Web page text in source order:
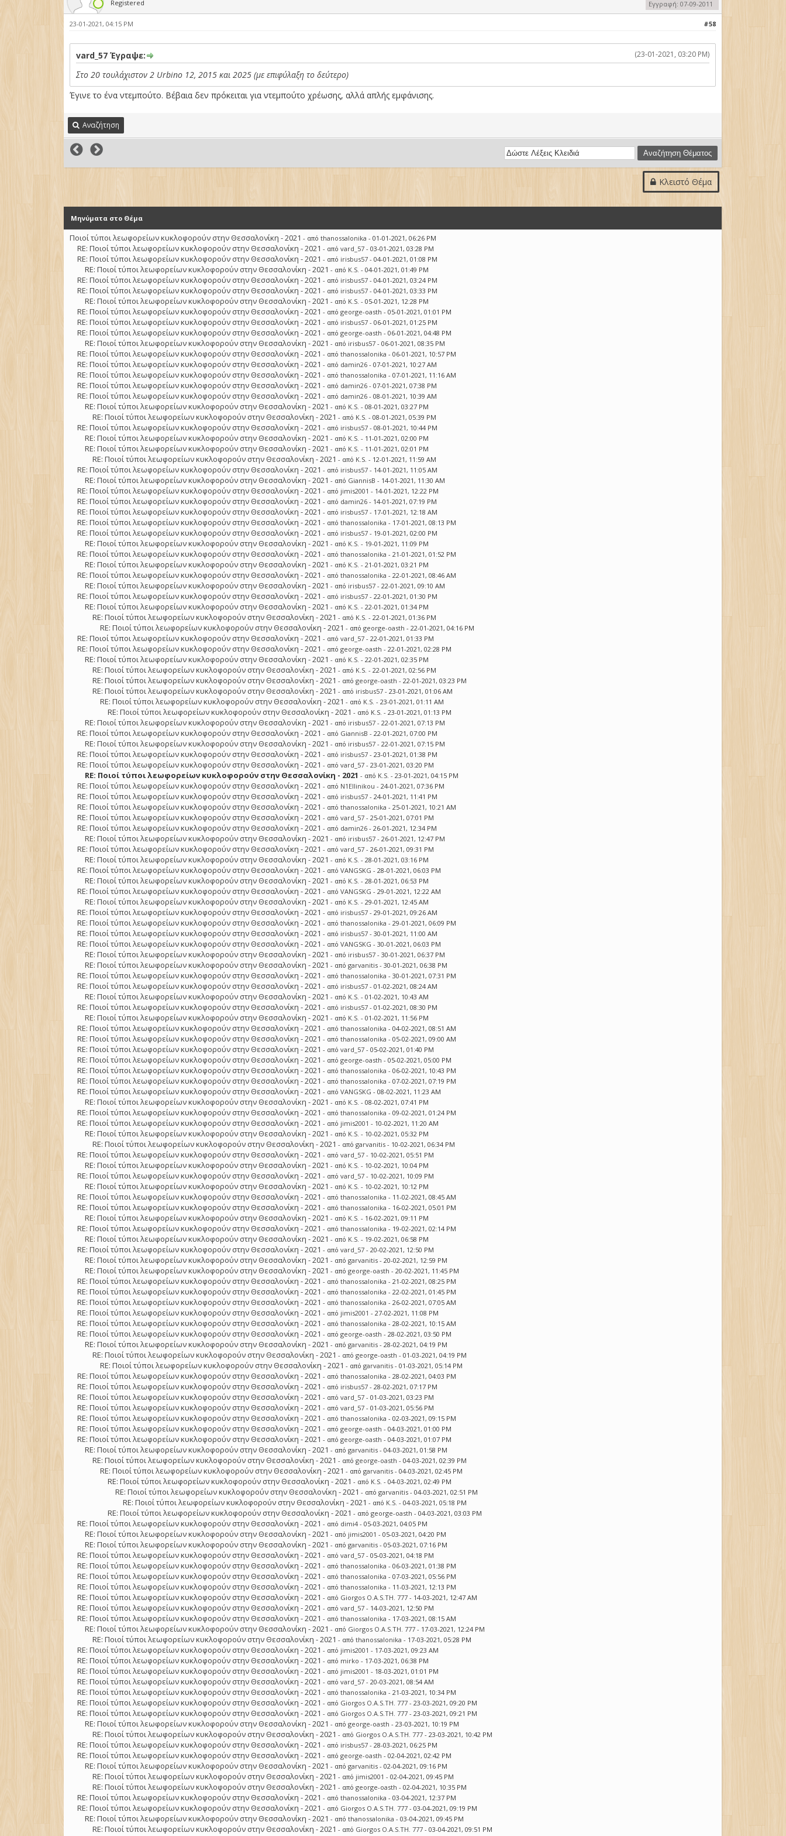
Registered
Εγγραφή: 07-09-2011
#58
23-01-2021, 04:15 PM
(23-01-2021, 03:20 PM)
vard_57 Έγραψε:
Στο 20 τουλάχιστον 2 Urbino 12, 2015 και 2025 (με επιφύλαξη το δεύτερο)
Έγινε το ένα ντεμπούτο. Βέβαια δεν πρόκειται για ντεμπούτο χρέωσης, αλλά απλής εμφάνισης.
Αναζήτηση
Κλειστό Θέμα
Μηνύματα στο Θέμα
Ποιοί τύποι λεωφορείων κυκλοφορούν στην Θεσσαλονίκη - 2021 - απόthanossalonika - 01-01-2021, 06:26 PM
RE: Ποιοί τύποι λεωφορείων κυκλοφορούν στην Θεσσαλονίκη - 2021 - απόvard_57 - 03-01-2021, 03:28 PM
RE: Ποιοί τύποι λεωφορείων κυκλοφορούν στην Θεσσαλονίκη - 2021 - από irisbus57 - 04-01-2021, 01:08 PM
RE: Ποιοί τύποι λεωφορείων κυκλοφορούν στην Θεσσαλονίκη - 2021 - από K.S. - 04-01-2021, 01:49 PM
RE: Ποιοί τύποι λεωφορείων κυκλοφορούν στην Θεσσαλονίκη - 2021 - από irisbus57 - 04-01-2021, 03:24 PM
RE: Ποιοί τύποι λεωφορείων κυκλοφορούν στην Θεσσαλονίκη - 2021 - από irisbus57 - 04-01-2021, 03:33 PM
RE: Ποιοί τύποι λεωφορείων κυκλοφορούν στην Θεσσαλονίκη - 2021 - από K.S. - 05-01-2021, 12:28 PM
RE: Ποιοί τύποι λεωφορείων κυκλοφορούν στην Θεσσαλονίκη - 2021 - απόgeorge-oasth - 05-01-2021, 01:01 PM
RE: Ποιοί τύποι λεωφορείων κυκλοφορούν στην Θεσσαλονίκη - 2021 - από irisbus57 - 06-01-2021, 01:25 PM
RE: Ποιοί τύποι λεωφορείων κυκλοφορούν στην Θεσσαλονίκη - 2021 - απόgeorge-oasth - 06-01-2021, 04:48 PM
RE: Ποιοί τύποι λεωφορείων κυκλοφορούν στην Θεσσαλονίκη - 2021 - από irisbus57 - 06-01-2021, 08:35 PM
RE: Ποιοί τύποι λεωφορείων κυκλοφορούν στην Θεσσαλονίκη - 2021 - απόthanossalonika - 06-01-2021, 10:57 PM
RE: Ποιοί τύποι λεωφορείων κυκλοφορούν στην Θεσσαλονίκη - 2021 - από damin26 - 07-01-2021, 10:27 AM
RE: Ποιοί τύποι λεωφορείων κυκλοφορούν στην Θεσσαλονίκη - 2021 - απόthanossalonika - 07-01-2021, 11:16 AM
RE: Ποιοί τύποι λεωφορείων κυκλοφορούν στην Θεσσαλονίκη - 2021 - από damin26 - 07-01-2021, 07:38 PM
RE: Ποιοί τύποι λεωφορείων κυκλοφορούν στην Θεσσαλονίκη - 2021 - από damin26 - 08-01-2021, 10:39 AM
RE: Ποιοί τύποι λεωφορείων κυκλοφορούν στην Θεσσαλονίκη - 2021 - από K.S. - 08-01-2021, 03:27 PM
RE: Ποιοί τύποι λεωφορείων κυκλοφορούν στην Θεσσαλονίκη - 2021 - από K.S. - 08-01-2021, 05:39 PM
RE: Ποιοί τύποι λεωφορείων κυκλοφορούν στην Θεσσαλονίκη - 2021 - από irisbus57 - 08-01-2021, 10:44 PM
RE: Ποιοί τύποι λεωφορείων κυκλοφορούν στην Θεσσαλονίκη - 2021 - από K.S. - 11-01-2021, 02:00 PM
RE: Ποιοί τύποι λεωφορείων κυκλοφορούν στην Θεσσαλονίκη - 2021 - από K.S. - 11-01-2021, 02:01 PM
RE: Ποιοί τύποι λεωφορείων κυκλοφορούν στην Θεσσαλονίκη - 2021 - από K.S. - 12-01-2021, 11:59 AM
RE: Ποιοί τύποι λεωφορείων κυκλοφορούν στην Θεσσαλονίκη - 2021 - από irisbus57 - 14-01-2021, 11:05 AM
RE: Ποιοί τύποι λεωφορείων κυκλοφορούν στην Θεσσαλονίκη - 2021 - από GiannisB - 14-01-2021, 11:30 AM
RE: Ποιοί τύποι λεωφορείων κυκλοφορούν στην Θεσσαλονίκη - 2021 - από jimis2001 - 14-01-2021, 12:22 PM
RE: Ποιοί τύποι λεωφορείων κυκλοφορούν στην Θεσσαλονίκη - 2021 - από damin26 - 14-01-2021, 07:19 PM
RE: Ποιοί τύποι λεωφορείων κυκλοφορούν στην Θεσσαλονίκη - 2021 - από irisbus57 - 17-01-2021, 12:18 AM
RE: Ποιοί τύποι λεωφορείων κυκλοφορούν στην Θεσσαλονίκη - 2021 - απόthanossalonika - 17-01-2021, 08:13 PM
RE: Ποιοί τύποι λεωφορείων κυκλοφορούν στην Θεσσαλονίκη - 2021 - από irisbus57 - 19-01-2021, 02:00 PM
RE: Ποιοί τύποι λεωφορείων κυκλοφορούν στην Θεσσαλονίκη - 2021 - από K.S. - 19-01-2021, 11:09 PM
RE: Ποιοί τύποι λεωφορείων κυκλοφορούν στην Θεσσαλονίκη - 2021 - απόthanossalonika - 21-01-2021, 01:52 PM
RE: Ποιοί τύποι λεωφορείων κυκλοφορούν στην Θεσσαλονίκη - 2021 - από K.S. - 21-01-2021, 03:21 PM
RE: Ποιοί τύποι λεωφορείων κυκλοφορούν στην Θεσσαλονίκη - 2021 - απόthanossalonika - 22-01-2021, 08:46 AM
RE: Ποιοί τύποι λεωφορείων κυκλοφορούν στην Θεσσαλονίκη - 2021 - από irisbus57 - 22-01-2021, 09:10 AM
RE: Ποιοί τύποι λεωφορείων κυκλοφορούν στην Θεσσαλονίκη - 2021 - από irisbus57 - 22-01-2021, 01:30 PM
RE: Ποιοί τύποι λεωφορείων κυκλοφορούν στην Θεσσαλονίκη - 2021 - από K.S. - 22-01-2021, 01:34 PM
RE: Ποιοί τύποι λεωφορείων κυκλοφορούν στην Θεσσαλονίκη - 2021 - από K.S. - 22-01-2021, 01:36 PM
RE: Ποιοί τύποι λεωφορείων κυκλοφορούν στην Θεσσαλονίκη - 2021 - απόgeorge-oasth - 22-01-2021, 04:16 PM
RE: Ποιοί τύποι λεωφορείων κυκλοφορούν στην Θεσσαλονίκη - 2021 - απόvard_57 - 22-01-2021, 01:33 PM
RE: Ποιοί τύποι λεωφορείων κυκλοφορούν στην Θεσσαλονίκη - 2021 - απόgeorge-oasth - 22-01-2021, 02:28 PM
RE: Ποιοί τύποι λεωφορείων κυκλοφορούν στην Θεσσαλονίκη - 2021 - από K.S. - 22-01-2021, 02:35 PM
RE: Ποιοί τύποι λεωφορείων κυκλοφορούν στην Θεσσαλονίκη - 2021 - από K.S. - 22-01-2021, 02:56 PM
RE: Ποιοί τύποι λεωφορείων κυκλοφορούν στην Θεσσαλονίκη - 2021 - απόgeorge-oasth - 22-01-2021, 03:23 PM
RE: Ποιοί τύποι λεωφορείων κυκλοφορούν στην Θεσσαλονίκη - 2021 - από irisbus57 - 23-01-2021, 01:06 AM
RE: Ποιοί τύποι λεωφορείων κυκλοφορούν στην Θεσσαλονίκη - 2021 - από K.S. - 23-01-2021, 01:11 AM
RE: Ποιοί τύποι λεωφορείων κυκλοφορούν στην Θεσσαλονίκη - 2021 - από K.S. - 23-01-2021, 01:13 PM
RE: Ποιοί τύποι λεωφορείων κυκλοφορούν στην Θεσσαλονίκη - 2021 - από irisbus57 - 22-01-2021, 07:13 PM
RE: Ποιοί τύποι λεωφορείων κυκλοφορούν στην Θεσσαλονίκη - 2021 - από GiannisB - 22-01-2021, 07:00 PM
RE: Ποιοί τύποι λεωφορείων κυκλοφορούν στην Θεσσαλονίκη - 2021 - από irisbus57 - 22-01-2021, 07:15 PM
RE: Ποιοί τύποι λεωφορείων κυκλοφορούν στην Θεσσαλονίκη - 2021 - από irisbus57 - 23-01-2021, 01:38 PM
RE: Ποιοί τύποι λεωφορείων κυκλοφορούν στην Θεσσαλονίκη - 2021 - απόvard_57 - 23-01-2021, 03:20 PM
RE: Ποιοί τύποι λεωφορείων κυκλοφορούν στην Θεσσαλονίκη - 2021 - από K.S. - 23-01-2021, 04:15 PM
RE: Ποιοί τύποι λεωφορείων κυκλοφορούν στην Θεσσαλονίκη - 2021 - από N1Ellinikou - 24-01-2021, 07:36 PM
RE: Ποιοί τύποι λεωφορείων κυκλοφορούν στην Θεσσαλονίκη - 2021 - από irisbus57 - 24-01-2021, 11:41 PM
RE: Ποιοί τύποι λεωφορείων κυκλοφορούν στην Θεσσαλονίκη - 2021 - απόthanossalonika - 25-01-2021, 10:21 AM
RE: Ποιοί τύποι λεωφορείων κυκλοφορούν στην Θεσσαλονίκη - 2021 - απόvard_57 - 25-01-2021, 07:01 PM
RE: Ποιοί τύποι λεωφορείων κυκλοφορούν στην Θεσσαλονίκη - 2021 - από damin26 - 26-01-2021, 12:34 PM
RE: Ποιοί τύποι λεωφορείων κυκλοφορούν στην Θεσσαλονίκη - 2021 - από irisbus57 - 26-01-2021, 12:47 PM
RE: Ποιοί τύποι λεωφορείων κυκλοφορούν στην Θεσσαλονίκη - 2021 - απόvard_57 - 26-01-2021, 09:31 PM
RE: Ποιοί τύποι λεωφορείων κυκλοφορούν στην Θεσσαλονίκη - 2021 - από K.S. - 28-01-2021, 03:16 PM
RE: Ποιοί τύποι λεωφορείων κυκλοφορούν στην Θεσσαλονίκη - 2021 - απόVANGSKG - 28-01-2021, 06:03 PM
RE: Ποιοί τύποι λεωφορείων κυκλοφορούν στην Θεσσαλονίκη - 2021 - από K.S. - 28-01-2021, 06:53 PM
RE: Ποιοί τύποι λεωφορείων κυκλοφορούν στην Θεσσαλονίκη - 2021 - απόVANGSKG - 29-01-2021, 12:22 AM
RE: Ποιοί τύποι λεωφορείων κυκλοφορούν στην Θεσσαλονίκη - 2021 - από K.S. - 29-01-2021, 12:45 AM
RE: Ποιοί τύποι λεωφορείων κυκλοφορούν στην Θεσσαλονίκη - 2021 - από irisbus57 - 29-01-2021, 09:26 AM
RE: Ποιοί τύποι λεωφορείων κυκλοφορούν στην Θεσσαλονίκη - 2021 - απόthanossalonika - 29-01-2021, 06:09 PM
RE: Ποιοί τύποι λεωφορείων κυκλοφορούν στην Θεσσαλονίκη - 2021 - από irisbus57 - 30-01-2021, 11:00 AM
RE: Ποιοί τύποι λεωφορείων κυκλοφορούν στην Θεσσαλονίκη - 2021 - απόVANGSKG - 30-01-2021, 06:03 PM
RE: Ποιοί τύποι λεωφορείων κυκλοφορούν στην Θεσσαλονίκη - 2021 - από irisbus57 - 30-01-2021, 06:37 PM
RE: Ποιοί τύποι λεωφορείων κυκλοφορούν στην Θεσσαλονίκη - 2021 - απόgarvanitis - 30-01-2021, 06:38 PM
RE: Ποιοί τύποι λεωφορείων κυκλοφορούν στην Θεσσαλονίκη - 2021 - απόthanossalonika - 30-01-2021, 07:31 PM
RE: Ποιοί τύποι λεωφορείων κυκλοφορούν στην Θεσσαλονίκη - 2021 - από irisbus57 - 01-02-2021, 08:24 AM
RE: Ποιοί τύποι λεωφορείων κυκλοφορούν στην Θεσσαλονίκη - 2021 - από K.S. - 01-02-2021, 10:43 AM
RE: Ποιοί τύποι λεωφορείων κυκλοφορούν στην Θεσσαλονίκη - 2021 - από irisbus57 - 01-02-2021, 08:30 PM
RE: Ποιοί τύποι λεωφορείων κυκλοφορούν στην Θεσσαλονίκη - 2021 - από K.S. - 01-02-2021, 11:56 PM
RE: Ποιοί τύποι λεωφορείων κυκλοφορούν στην Θεσσαλονίκη - 2021 - απόthanossalonika - 04-02-2021, 08:51 AM
RE: Ποιοί τύποι λεωφορείων κυκλοφορούν στην Θεσσαλονίκη - 2021 - απόthanossalonika - 05-02-2021, 09:00 AM
RE: Ποιοί τύποι λεωφορείων κυκλοφορούν στην Θεσσαλονίκη - 2021 - απόvard_57 - 05-02-2021, 01:40 PM
RE: Ποιοί τύποι λεωφορείων κυκλοφορούν στην Θεσσαλονίκη - 2021 - απόgeorge-oasth - 05-02-2021, 05:00 PM
RE: Ποιοί τύποι λεωφορείων κυκλοφορούν στην Θεσσαλονίκη - 2021 - απόthanossalonika - 06-02-2021, 10:43 PM
RE: Ποιοί τύποι λεωφορείων κυκλοφορούν στην Θεσσαλονίκη - 2021 - απόthanossalonika - 07-02-2021, 07:19 PM
RE: Ποιοί τύποι λεωφορείων κυκλοφορούν στην Θεσσαλονίκη - 2021 - απόVANGSKG - 08-02-2021, 11:23 AM
RE: Ποιοί τύποι λεωφορείων κυκλοφορούν στην Θεσσαλονίκη - 2021 - από K.S. - 08-02-2021, 07:41 PM
RE: Ποιοί τύποι λεωφορείων κυκλοφορούν στην Θεσσαλονίκη - 2021 - απόthanossalonika - 09-02-2021, 01:24 PM
RE: Ποιοί τύποι λεωφορείων κυκλοφορούν στην Θεσσαλονίκη - 2021 - από jimis2001 - 10-02-2021, 11:20 AM
RE: Ποιοί τύποι λεωφορείων κυκλοφορούν στην Θεσσαλονίκη - 2021 - από K.S. - 10-02-2021, 05:32 PM
RE: Ποιοί τύποι λεωφορείων κυκλοφορούν στην Θεσσαλονίκη - 2021 - απόgarvanitis - 10-02-2021, 06:34 PM
RE: Ποιοί τύποι λεωφορείων κυκλοφορούν στην Θεσσαλονίκη - 2021 - απόvard_57 - 10-02-2021, 05:51 PM
RE: Ποιοί τύποι λεωφορείων κυκλοφορούν στην Θεσσαλονίκη - 2021 - από K.S. - 10-02-2021, 10:04 PM
RE: Ποιοί τύποι λεωφορείων κυκλοφορούν στην Θεσσαλονίκη - 2021 - απόvard_57 - 10-02-2021, 10:09 PM
RE: Ποιοί τύποι λεωφορείων κυκλοφορούν στην Θεσσαλονίκη - 2021 - από K.S. - 10-02-2021, 10:12 PM
RE: Ποιοί τύποι λεωφορείων κυκλοφορούν στην Θεσσαλονίκη - 2021 - απόthanossalonika - 11-02-2021, 08:45 AM
RE: Ποιοί τύποι λεωφορείων κυκλοφορούν στην Θεσσαλονίκη - 2021 - απόthanossalonika - 16-02-2021, 05:01 PM
RE: Ποιοί τύποι λεωφορείων κυκλοφορούν στην Θεσσαλονίκη - 2021 - από K.S. - 16-02-2021, 09:11 PM
RE: Ποιοί τύποι λεωφορείων κυκλοφορούν στην Θεσσαλονίκη - 2021 - απόthanossalonika - 19-02-2021, 02:14 PM
RE: Ποιοί τύποι λεωφορείων κυκλοφορούν στην Θεσσαλονίκη - 2021 - από K.S. - 19-02-2021, 06:58 PM
RE: Ποιοί τύποι λεωφορείων κυκλοφορούν στην Θεσσαλονίκη - 2021 - απόvard_57 - 20-02-2021, 12:50 PM
RE: Ποιοί τύποι λεωφορείων κυκλοφορούν στην Θεσσαλονίκη - 2021 - απόgarvanitis - 20-02-2021, 12:59 PM
RE: Ποιοί τύποι λεωφορείων κυκλοφορούν στην Θεσσαλονίκη - 2021 - απόgeorge-oasth - 20-02-2021, 11:45 PM
RE: Ποιοί τύποι λεωφορείων κυκλοφορούν στην Θεσσαλονίκη - 2021 - απόthanossalonika - 21-02-2021, 08:25 PM
RE: Ποιοί τύποι λεωφορείων κυκλοφορούν στην Θεσσαλονίκη - 2021 - απόthanossalonika - 22-02-2021, 01:45 PM
RE: Ποιοί τύποι λεωφορείων κυκλοφορούν στην Θεσσαλονίκη - 2021 - απόthanossalonika - 26-02-2021, 07:05 AM
RE: Ποιοί τύποι λεωφορείων κυκλοφορούν στην Θεσσαλονίκη - 2021 - από jimis2001 - 27-02-2021, 11:08 PM
RE: Ποιοί τύποι λεωφορείων κυκλοφορούν στην Θεσσαλονίκη - 2021 - απόthanossalonika - 28-02-2021, 10:15 AM
RE: Ποιοί τύποι λεωφορείων κυκλοφορούν στην Θεσσαλονίκη - 2021 - απόgeorge-oasth - 28-02-2021, 03:50 PM
RE: Ποιοί τύποι λεωφορείων κυκλοφορούν στην Θεσσαλονίκη - 2021 - απόgarvanitis - 28-02-2021, 04:19 PM
RE: Ποιοί τύποι λεωφορείων κυκλοφορούν στην Θεσσαλονίκη - 2021 - απόgeorge-oasth - 01-03-2021, 04:19 PM
RE: Ποιοί τύποι λεωφορείων κυκλοφορούν στην Θεσσαλονίκη - 2021 - απόgarvanitis - 01-03-2021, 05:14 PM
RE: Ποιοί τύποι λεωφορείων κυκλοφορούν στην Θεσσαλονίκη - 2021 - απόthanossalonika - 28-02-2021, 04:03 PM
RE: Ποιοί τύποι λεωφορείων κυκλοφορούν στην Θεσσαλονίκη - 2021 - από irisbus57 - 28-02-2021, 07:17 PM
RE: Ποιοί τύποι λεωφορείων κυκλοφορούν στην Θεσσαλονίκη - 2021 - απόvard_57 - 01-03-2021, 03:23 PM
RE: Ποιοί τύποι λεωφορείων κυκλοφορούν στην Θεσσαλονίκη - 2021 - απόvard_57 - 01-03-2021, 05:56 PM
RE: Ποιοί τύποι λεωφορείων κυκλοφορούν στην Θεσσαλονίκη - 2021 - απόthanossalonika - 02-03-2021, 09:15 PM
RE: Ποιοί τύποι λεωφορείων κυκλοφορούν στην Θεσσαλονίκη - 2021 - απόgeorge-oasth - 04-03-2021, 01:00 PM
RE: Ποιοί τύποι λεωφορείων κυκλοφορούν στην Θεσσαλονίκη - 2021 - απόgeorge-oasth - 04-03-2021, 01:07 PM
RE: Ποιοί τύποι λεωφορείων κυκλοφορούν στην Θεσσαλονίκη - 2021 - απόgarvanitis - 04-03-2021, 01:58 PM
RE: Ποιοί τύποι λεωφορείων κυκλοφορούν στην Θεσσαλονίκη - 2021 - απόgeorge-oasth - 04-03-2021, 02:39 PM
RE: Ποιοί τύποι λεωφορείων κυκλοφορούν στην Θεσσαλονίκη - 2021 - απόgarvanitis - 04-03-2021, 02:45 PM
RE: Ποιοί τύποι λεωφορείων κυκλοφορούν στην Θεσσαλονίκη - 2021 - από K.S. - 04-03-2021, 02:49 PM
RE: Ποιοί τύποι λεωφορείων κυκλοφορούν στην Θεσσαλονίκη - 2021 - απόgarvanitis - 04-03-2021, 02:51 PM
RE: Ποιοί τύποι λεωφορείων κυκλοφορούν στην Θεσσαλονίκη - 2021 - από K.S. - 04-03-2021, 05:18 PM
RE: Ποιοί τύποι λεωφορείων κυκλοφορούν στην Θεσσαλονίκη - 2021 - απόgeorge-oasth - 04-03-2021, 03:03 PM
RE: Ποιοί τύποι λεωφορείων κυκλοφορούν στην Θεσσαλονίκη - 2021 - από dimi4 - 05-03-2021, 04:05 PM
RE: Ποιοί τύποι λεωφορείων κυκλοφορούν στην Θεσσαλονίκη - 2021 - από jimis2001 - 05-03-2021, 04:20 PM
RE: Ποιοί τύποι λεωφορείων κυκλοφορούν στην Θεσσαλονίκη - 2021 - απόgarvanitis - 05-03-2021, 07:16 PM
RE: Ποιοί τύποι λεωφορείων κυκλοφορούν στην Θεσσαλονίκη - 2021 - απόvard_57 - 05-03-2021, 04:18 PM
RE: Ποιοί τύποι λεωφορείων κυκλοφορούν στην Θεσσαλονίκη - 2021 - απόthanossalonika - 06-03-2021, 01:38 PM
RE: Ποιοί τύποι λεωφορείων κυκλοφορούν στην Θεσσαλονίκη - 2021 - απόthanossalonika - 07-03-2021, 05:56 PM
RE: Ποιοί τύποι λεωφορείων κυκλοφορούν στην Θεσσαλονίκη - 2021 - απόthanossalonika - 11-03-2021, 12:13 PM
RE: Ποιοί τύποι λεωφορείων κυκλοφορούν στην Θεσσαλονίκη - 2021 - από Giorgos O.A.S.TH. 777 - 14-03-2021, 12:47 AM
RE: Ποιοί τύποι λεωφορείων κυκλοφορούν στην Θεσσαλονίκη - 2021 - απόvard_57 - 14-03-2021, 12:50 PM
RE: Ποιοί τύποι λεωφορείων κυκλοφορούν στην Θεσσαλονίκη - 2021 - απόthanossalonika - 17-03-2021, 08:15 AM
RE: Ποιοί τύποι λεωφορείων κυκλοφορούν στην Θεσσαλονίκη - 2021 - από Giorgos O.A.S.TH. 777 - 17-03-2021, 12:24 PM
RE: Ποιοί τύποι λεωφορείων κυκλοφορούν στην Θεσσαλονίκη - 2021 - απόthanossalonika - 17-03-2021, 05:28 PM
RE: Ποιοί τύποι λεωφορείων κυκλοφορούν στην Θεσσαλονίκη - 2021 - από jimis2001 - 17-03-2021, 09:23 AM
RE: Ποιοί τύποι λεωφορείων κυκλοφορούν στην Θεσσαλονίκη - 2021 - από mirko - 17-03-2021, 06:38 PM
RE: Ποιοί τύποι λεωφορείων κυκλοφορούν στην Θεσσαλονίκη - 2021 - από jimis2001 - 18-03-2021, 01:01 PM
RE: Ποιοί τύποι λεωφορείων κυκλοφορούν στην Θεσσαλονίκη - 2021 - απόvard_57 - 20-03-2021, 08:54 AM
RE: Ποιοί τύποι λεωφορείων κυκλοφορούν στην Θεσσαλονίκη - 2021 - απόthanossalonika - 21-03-2021, 10:34 PM
RE: Ποιοί τύποι λεωφορείων κυκλοφορούν στην Θεσσαλονίκη - 2021 - από Giorgos O.A.S.TH. 777 - 23-03-2021, 09:20 PM
RE: Ποιοί τύποι λεωφορείων κυκλοφορούν στην Θεσσαλονίκη - 2021 - από Giorgos O.A.S.TH. 777 - 23-03-2021, 09:21 PM
RE: Ποιοί τύποι λεωφορείων κυκλοφορούν στην Θεσσαλονίκη - 2021 - απόgeorge-oasth - 23-03-2021, 10:19 PM
RE: Ποιοί τύποι λεωφορείων κυκλοφορούν στην Θεσσαλονίκη - 2021 - από Giorgos O.A.S.TH. 777 - 23-03-2021, 10:42 PM
RE: Ποιοί τύποι λεωφορείων κυκλοφορούν στην Θεσσαλονίκη - 2021 - από irisbus57 - 28-03-2021, 06:25 PM
RE: Ποιοί τύποι λεωφορείων κυκλοφορούν στην Θεσσαλονίκη - 2021 - απόgeorge-oasth - 02-04-2021, 02:42 PM
RE: Ποιοί τύποι λεωφορείων κυκλοφορούν στην Θεσσαλονίκη - 2021 - απόgarvanitis - 02-04-2021, 09:16 PM
RE: Ποιοί τύποι λεωφορείων κυκλοφορούν στην Θεσσαλονίκη - 2021 - από jimis2001 - 02-04-2021, 09:45 PM
RE: Ποιοί τύποι λεωφορείων κυκλοφορούν στην Θεσσαλονίκη - 2021 - απόgeorge-oasth - 02-04-2021, 10:35 PM
RE: Ποιοί τύποι λεωφορείων κυκλοφορούν στην Θεσσαλονίκη - 2021 - απόthanossalonika - 03-04-2021, 12:37 PM
RE: Ποιοί τύποι λεωφορείων κυκλοφορούν στην Θεσσαλονίκη - 2021 - από Giorgos O.A.S.TH. 777 - 03-04-2021, 09:19 PM
RE: Ποιοί τύποι λεωφορείων κυκλοφορούν στην Θεσσαλονίκη - 2021 - απόthanossalonika - 03-04-2021, 09:45 PM
RE: Ποιοί τύποι λεωφορείων κυκλοφορούν στην Θεσσαλονίκη - 2021 - από Giorgos O.A.S.TH. 777 - 03-04-2021, 09:51 PM